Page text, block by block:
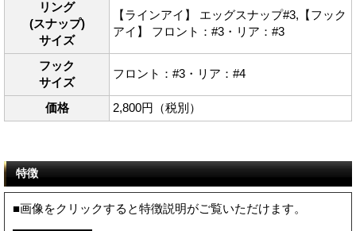
リング
(スナップ)
サイズ
【ラインアイ】 エッグスナップ#3,【フック
アイ】 フロント：#3・リア：#3
フック
サイズ
フロント：#3・リア：#4
価格 2,800円（税別）
特徴
■画像をクリックすると特徴説明がご覧いただけます。